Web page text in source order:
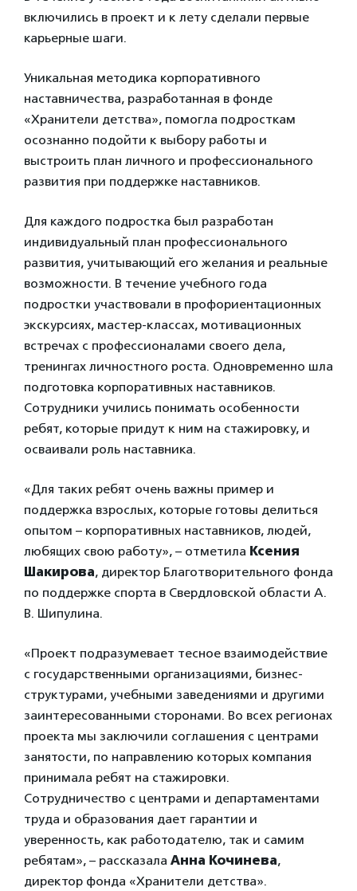
включились в проект и к лету сделали первые
карьерные шаги.
Уникальная методика корпоративного
наставничества, разработанная в фонде
«Хранители детства», помогла подросткам
осознанно подойти к выбору работы и
выстроить план личного и профессионального
развития при поддержке наставников.
Для каждого подростка был разработан
индивидуальный план профессионального
развития, учитывающий его желания и реальные
возможности. В течение учебного года
подростки участвовали в профориентационных
экскурсиях, мастер-классах, мотивационных
встречах с профессионалами своего дела,
тренингах личностного роста. Одновременно шла
подготовка корпоративных наставников.
Сотрудники учились понимать особенности
ребят, которые придут к ним на стажировку, и
осваивали роль наставника.
«Для таких ребят очень важны пример и
поддержка взрослых, которые готовы делиться
опытом – корпоративных наставников, людей,
любящих свою работу», – отметила Ксения
Шакирова, директор Благотворительного фонда
по поддержке спорта в Свердловской области А.
В. Шипулина.
«Проект подразумевает тесное взаимодействие
с государственными организациями, бизнес-
структурами, учебными заведениями и другими
заинтересованными сторонами. Во всех регионах
проекта мы заключили соглашения с центрами
занятости, по направлению которых компания
принимала ребят на стажировки.
Сотрудничество с центрами и департаментами
труда и образования дает гарантии и
уверенность, как работодателю, так и самим
ребятам», – рассказала Анна Кочинева,
директор фонда «Хранители детства».